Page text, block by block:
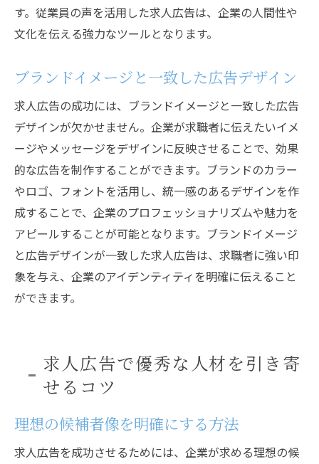
す。従業員の声を活用した求人広告は、企業の人間性や
文化を伝える強力なツールとなります。
ブランドイメージと一致した広告デザイン
求人広告の成功には、ブランドイメージと一致した広告
デザインが欠かせません。企業が求職者に伝えたいイメ
ージやメッセージをデザインに反映させることで、効果
的な広告を制作することができます。ブランドのカラー
やロゴ、フォントを活用し、統一感のあるデザインを作
成することで、企業のプロフェッショナリズムや魅力を
アピールすることが可能となります。ブランドイメージ
と広告デザインが一致した求人広告は、求職者に強い印
象を与え、企業のアイデンティティを明確に伝えること
ができます。
求人広告で優秀な人材を引き寄
せるコツ
理想の候補者像を明確にする方法
求人広告を成功させるためには、企業が求める理想の候